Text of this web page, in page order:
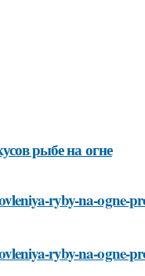
рыбе на огне
ryby-na-ogne-
ryby-na-ogne-